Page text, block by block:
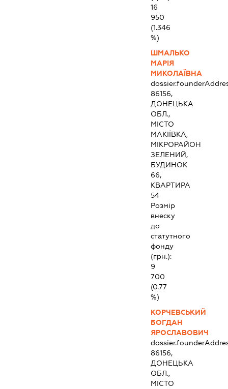
16
950
(1.346
%)
ШМАЛЬКО
МАРІЯ
МИКОЛАЇВНА
86156,
ДОНЕЦЬКА
ОБЛ.,
МІСТО
МАКІЇВКА,
МІКРОРАЙОН
ЗЕЛЕНИЙ,
БУДИНОК
66,
КВАРТИРА
54
Розмір
внеску
до
статутного
фонду
(грн.):
9
700
(0.77
%)
КОРЧЕВСЬКИЙ
БОГДАН
ЯРОСЛАВОВИЧ
86156,
ДОНЕЦЬКА
ОБЛ.,
МІСТО